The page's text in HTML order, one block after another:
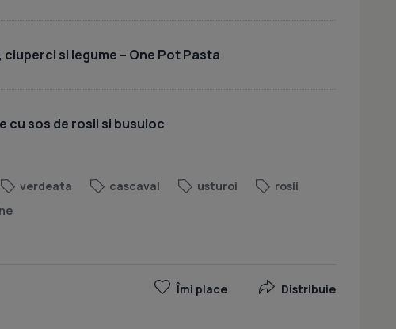
si legume – One Pot Pasta
cu sos de rosii si busuioc
verdeata cascaval usturoi
rosii
Îmi place Distribuie